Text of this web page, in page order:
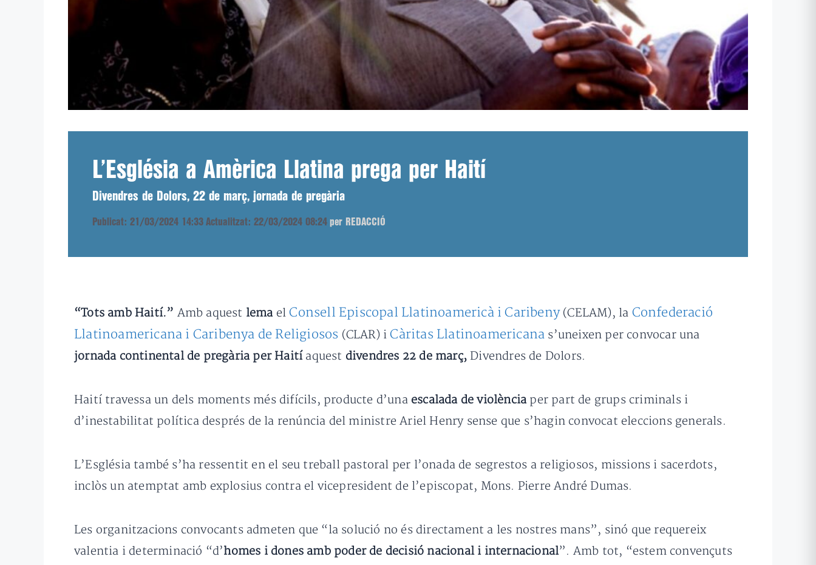
L’Església a Amèrica Llatina prega per Haití
Divendres de Dolors, 22 de març, jornada de pregària
Publicat: 21/03/2024 14:33 Actualitzat: 22/03/2024 08:24 per REDACCIÓ
“Tots amb Haití.” Amb aquest lema elConsell Episcopal Llatinoamericà i Caribeny(CELAM), la Confederació
Llatinoamericana i Caribenya de Religiosos (CLAR) iCàritas Llatinoamericana s’uneixen per convocar una
jornada continental de pregària per Haití aquest divendres 22 de març, Divendres de Dolors.
Haití travessa un dels moments més difícils, producte d’una escalada de violènciaper part de grups criminals i
d’inestabilitat política després de la renúncia del ministre Ariel Henry sense que s’hagin convocat eleccions generals.
L’Església també s’ha ressentit en el seu treball pastoral per l’onada de segrestos a religiosos, missions i sacerdots,
inclòs un atemptat amb explosius contra el vicepresident de l’episcopat, Mons. Pierre André Dumas.
Les organitzacions convocants admeten que “la solució no és directament a les nostres mans”, sinó que requereix
valentia i determinació “d’homes i dones amb poder de decisió nacional i internacional”. Amb tot, “estem convençuts